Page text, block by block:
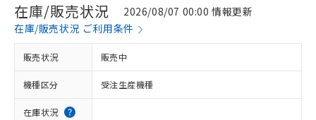
在庫/販売状況
2026/08/07 00:00 情報更新
在庫/販売状況 ご利用条件
販売状況 販売中
機種区分 受注生産機種
在庫状況